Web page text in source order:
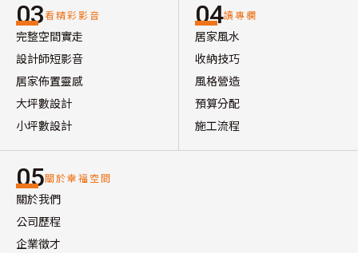
03看精彩影音
完整空間實走
設計師短影音
居家佈置靈感
大坪數設計
小坪數設計
04讀專欄
居家風水
收納技巧
風格營造
預算分配
施工流程
05關於幸福空間
關於我們
公司歷程
企業徵才